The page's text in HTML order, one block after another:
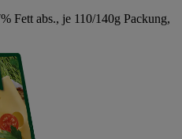
Fett abs., je 110/140g Packung,